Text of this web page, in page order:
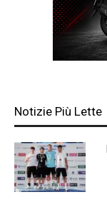
Notizie Più Lette